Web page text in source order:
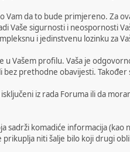
da to bude primjereno. Za
sigurnosti i neospornosti
i jedinstvenu lozinku za
Vašem profilu. Vaša je
prethodne obavijesti.
iz rada Foruma ili da
komadiće informacija (kao
niti šalje bilo koji drugi